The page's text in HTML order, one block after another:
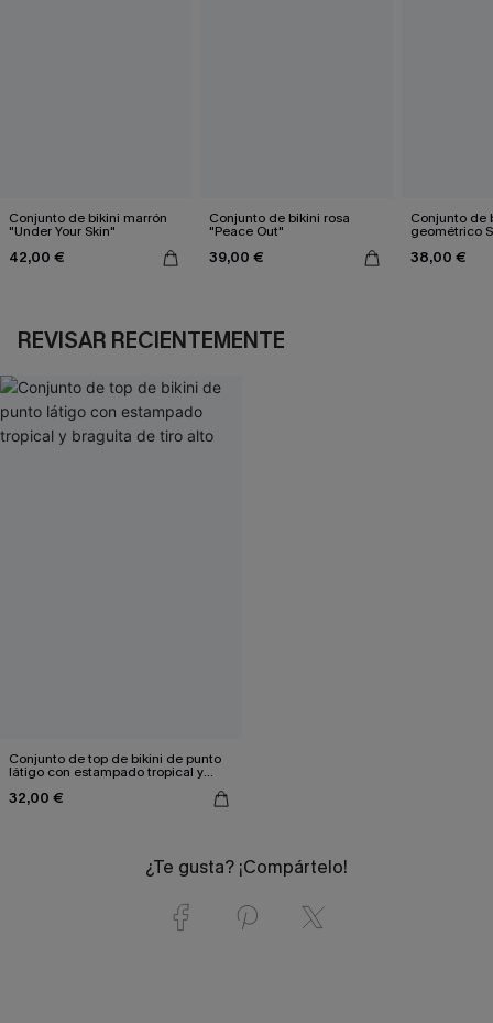
Conjunto de bikini marrón
"Under Your Skin"
42,00 €
Conjunto de bikini rosa
"Peace Out"
39,00 €
Conjunto de
geométrico
38,00 €
REVISAR RECIENTEMENTE
Conjunto de top de bikini de punto
látigo con estampado tropical y
32,00 €
¿Te gusta? ¡Compártelo!